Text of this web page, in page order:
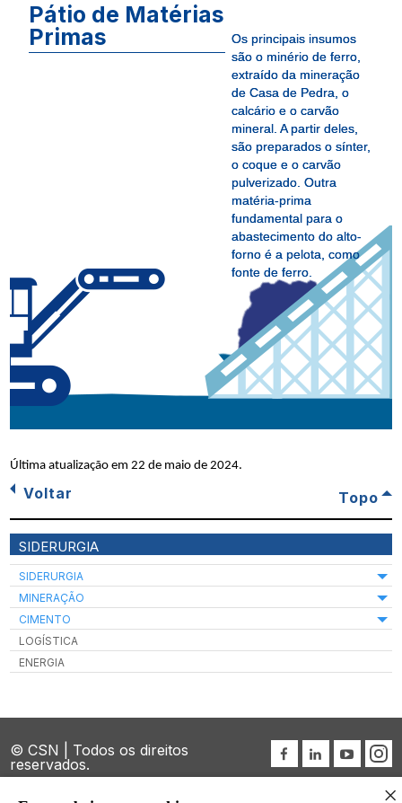
Pátio de Matérias
Primas
Os principais insumos
são o minério de ferro,
extraído da mineração
de Casa de Pedra, o
calcário e o carvão
mineral. A partir deles,
são preparados o sínter,
o coque e o carvão
pulverizado. Outra
matéria-prima
fundamental para o
abastecimento do alto-
forno é a pelota, como
fonte de ferro.
Última atualização em22 de maio de 2024.
Voltar Topo
SIDERURGIA
SIDERURGIA
MINERAÇÃO
CIMENTO
LOGÍSTICA
ENERGIA
© CSN | Todos os direitos
reservados.
×